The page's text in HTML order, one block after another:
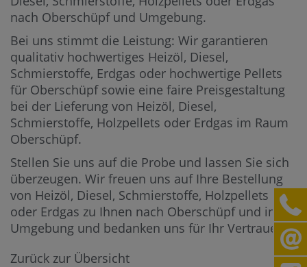
nach Oberschüpf und Umgebung.
Bei uns stimmt die Leistung: Wir garantieren
qualitativ hochwertiges Heizöl, Diesel,
Schmierstoffe, Erdgas oder hochwertige Pellets
für Oberschüpf sowie eine faire Preisgestaltung
bei der Lieferung von Heizöl, Diesel,
Schmierstoffe, Holzpellets oder Erdgas im Raum
Oberschüpf.
Stellen Sie uns auf die Probe und lassen Sie sich
überzeugen. Wir freuen uns auf Ihre Bestellung
von Heizöl, Diesel, Schmierstoffe, Holzpellets
oder Erdgas zu Ihnen nach Oberschüpf und in die
Umgebung und bedanken uns für Ihr Vertrauen.
Zurück zur Übersicht